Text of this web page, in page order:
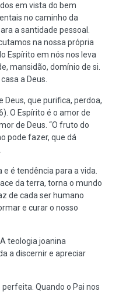
em vista do bem
no caminho da
a santidade pessoal.
na nossa própria
Espírito em nós nos leva
mansidão, domínio de si.
a Deus.
Deus, que purifica, perdoa,
O Espírito é o amor de
de Deus. “O fruto do
pode fazer, que dá
é tendência para a vida.
da terra, torna o mundo
de cada ser humano
e curar o nosso
teologia joanina
a discernir e apreciar
Quando o Pai nos